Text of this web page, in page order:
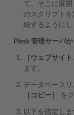
て、そこに展
のスクリプト
続するようにし
Plesk 管理サーバ
［ウェブサイ
ます。
データベース
［コピー］
を
以下を指定しま